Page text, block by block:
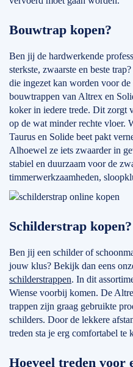
Bouwtrap kopen?
Ben jij de hardwerkende
sterkste, zwaarste en beste
die ingezet kan worden voor de
bouwtrappen van Altrex en
koker in iedere trede. Dit zorgt
op de wat minder rechte vloer.
Taurus en Solide beet pakt
Alhoewel ze iets zwaarder in
stabiel en duurzaam voor de
timmerwerkzaamheden,
Schilderstrap kopen?
Ben jij een schilder of
jouw klus? Bekijk dan eens
schilderstrappen. In dit
Wiense voorbij komen. De
trappen zijn graag gebruikte
schilders. Door de lekkere
treden sta je erg comfortabel te
Hoeveel treden voor